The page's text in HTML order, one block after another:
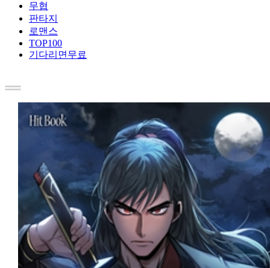
무협
판타지
로맨스
TOP100
기다리면무료